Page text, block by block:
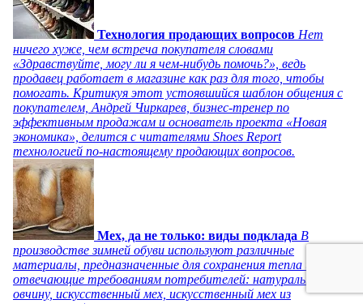
Технология продающих вопросов Нет
ничего хуже, чем встреча покупателя словами
«Здравствуйте, могу ли я чем-нибудь помочь?», ведь
продавец работает в магазине как раз для того, чтобы
помогать. Критикуя этот устоявшийся шаблон общения с
покупателем, Андрей Чиркарев, бизнес-тренер по
эффективным продажам и основатель проекта «Новая
экономика», делится с читателями Shoes Report
технологией по-настоящему продающих вопросов.
Мех, да не только: виды подклада В
производстве зимней обуви используют различные
материалы, предназначенные для сохранения тепла и
отвечающие требованиям потребителей: натуральную
овчину, искусственный мех, искусственный мех из